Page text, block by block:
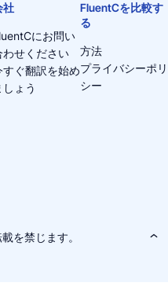
社
にお問い
わせください
すぐ翻訳を始め
しょう
FluentCを比較す
る
方法
プライバシーポリ
シー
を禁じます。